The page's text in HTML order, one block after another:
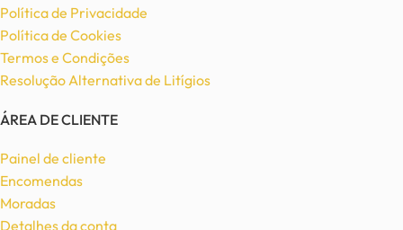
Política de Privacidade
Política de Cookies
Termos e Condições
Resolução Alternativa de Litígios
ÁREA DE CLIENTE
Painel de cliente
Encomendas
Moradas
Detalhes da conta